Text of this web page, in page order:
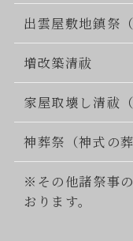
出雲屋敷地鎮祭
増改築清祓
家屋取壊し清祓
神葬祭（神式の葬
※その他諸祭事
おります。